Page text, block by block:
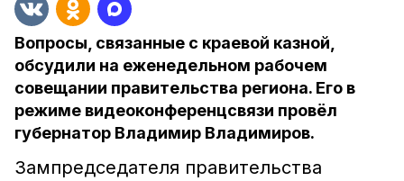
Вопросы, связанные с краевой казной,
обсудили на еженедельном рабочем
совещании правительства региона. Его в
режиме видеоконференцсвязи провёл
губернатор Владимир Владимиров.
Зампредседателя правительства